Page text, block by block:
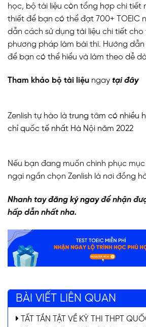
học, bộ tài liệu còn tổng hợp chi tiết
thiết để bạn có thể đạt 700+ TOEIC
dẫn cách sử dụng tài liệu chi tiết
phương pháp làm bài thi. Hướng
để bạn có thể hiểu và làm theo dễ
Tham khảo bộ tài liệu ngay tại đây
Zenlish tự hào là trung tâm có nhiều
chỉ quốc tế nhất Hà Nội năm 2022
Nếu bạn đang muốn chinh phục
ngại ngần chọn Zenlish là nơi đồng
Nhanh tayđăng ký ngayđể nhận
hấp dẫn nhất nha.
BÀI VIẾT LIÊN QUAN
TẤT TẦN TẬT VỀ KỲ THI THPT